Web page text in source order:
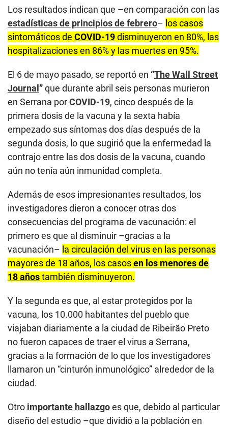
f
3
m
i
n
u
t
s
,
1
2
s
c
o
n
d
Los resultados indican que –en comparación con las
estadísticas de principios de febrero– los casos
sintomáticos de COVID-19disminuyeron en 80%, las
hospitalizaciones en 86% y las muertes en 95%.
El 6 de mayo pasado, se reportó en “The Wall Street
Journal ”que durante abril seis personas murieron
en Serrana porCOVID-19, cinco después de la
primera dosis de la vacuna y la sexta había
empezado sus síntomas dos días después de la
segunda dosis, lo que sugirió que la enfermedad la
contrajo entre las dos dosis de la vacuna, cuando
aún no tenía aún inmunidad completa.
Además de esos impresionantes resultados, los
investigadores dieron a conocer otras dos
consecuencias del programa de vacunación: el
primero es que al disminuir –gracias a la
vacunación– la circulación del virus en las personas
mayores de 18 años, los casosen los menores de
18 añostambién disminuyeron.
Y la segunda es que, al estar protegidos por la
vacuna, los 10.000 habitantes del pueblo que
viajaban diariamente a la ciudad de Ribeirão Preto
no fueron capaces de traer el virus a Serrana,
gracias a la formación de lo que los investigadores
llamaron un “cinturón inmunológico” alrededor de la
ciudad.
Otro importante hallazgoes que, debido al particular
diseño del estudio –que dividió a la población en